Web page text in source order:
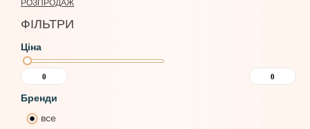
РОЗПРОДАЖ
ФІЛЬТРИ
Ціна
Бренди
все